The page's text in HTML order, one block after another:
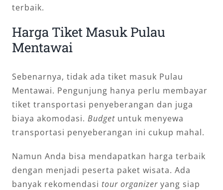
terbaik.
Harga Tiket Masuk Pulau
Mentawai
Sebenarnya, tidak ada tiket masuk Pulau
Mentawai. Pengunjung hanya perlu membayar
tiket transportasi penyeberangan dan juga
biaya akomodasi. Budget untuk menyewa
transportasi penyeberangan ini cukup mahal.
Namun Anda bisa mendapatkan harga terbaik
dengan menjadi peserta paket wisata. Ada
banyak rekomendasi tour organizer yang siap